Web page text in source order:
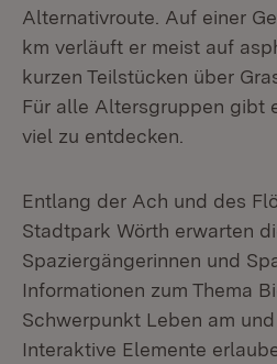
Alternativroute. Auf einer
km verläuft er meist auf
kurzen Teilstücken über
Für alle Altersgruppen gibt
viel zu entdecken.
Entlang der Ach und des
Stadtpark Wörth erwarten
Spaziergängerinnen und
Informationen zum Thema
Schwerpunkt Leben am und
Interaktive Elemente